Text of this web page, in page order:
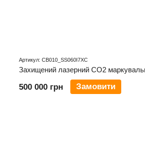
Артикул: CB010_SS060I7XC
500 000 грн Замовити